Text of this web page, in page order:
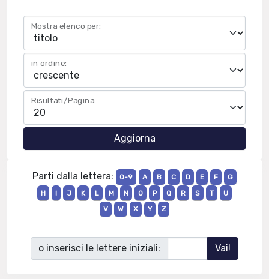
Mostra elenco per:
in ordine:
Risultati/Pagina
Parti dalla lettera: 0-9 A B C D E F
G
H
I J K L M N O P Q R S T
U
V
W X Y Z
o inserisci le lettere iniziali: